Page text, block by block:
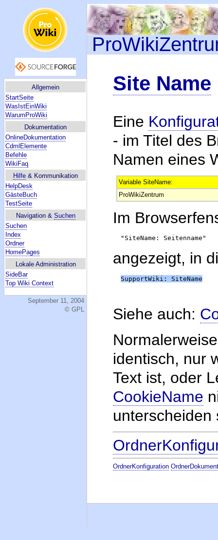
Allgemein
StartSeite
WasIstEinWiki
WarumProWiki
Dokumentation
OnlineDokumentation
CdmlElemente
Befehle
WikiFaq
Hilfe & Kommunikation
HelpDesk
GästeBuch
TestSeite
Navigation & Suchen
Suchen
Index
Ordner
HomePages
Lokale Administration
SideBar
Top Wiki Context
September 11, 2004
© GPL
Site Name
Eine
- im Titel des
Namen eines
Variable SiteName:
ProWikiZentrum
Im
angezeigt, in
SupportWiki: SiteName
Siehe auch:
identisch, nur
Text ist, oder
CookieName
unterscheiden
OrdnerKonfiguration